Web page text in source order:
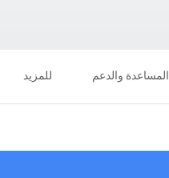
للمزيد المساعدة والدعم